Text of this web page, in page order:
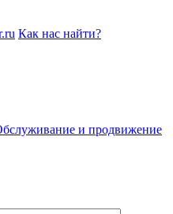
Как нас найти?
и продвижение